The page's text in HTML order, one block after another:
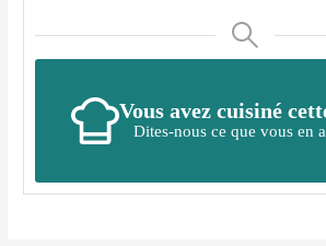
Vous avez cuisiné
Dites-nous ce que vous en